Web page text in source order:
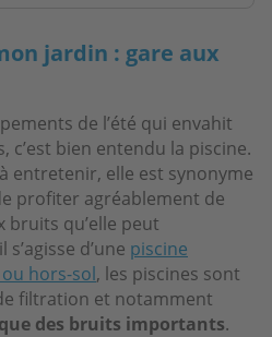
jardin : gare aux
de l’été qui envahit
c’est bien entendu la piscine.
entretenir, elle est synonyme
profiter agréablement de
bruits qu’elle peut
d’une piscine
hors-sol, les piscines sont
filtration et notamment
des bruits importants.